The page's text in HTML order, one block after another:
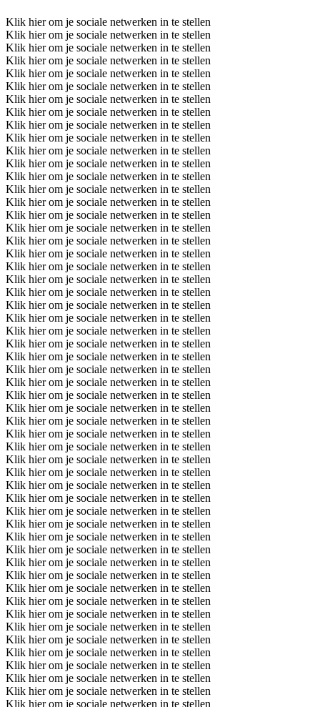
Klik hier om je sociale netwerken in te stellen
Klik hier om je sociale netwerken in te stellen
Klik hier om je sociale netwerken in te stellen
Klik hier om je sociale netwerken in te stellen
Klik hier om je sociale netwerken in te stellen
Klik hier om je sociale netwerken in te stellen
Klik hier om je sociale netwerken in te stellen
Klik hier om je sociale netwerken in te stellen
Klik hier om je sociale netwerken in te stellen
Klik hier om je sociale netwerken in te stellen
Klik hier om je sociale netwerken in te stellen
Klik hier om je sociale netwerken in te stellen
Klik hier om je sociale netwerken in te stellen
Klik hier om je sociale netwerken in te stellen
Klik hier om je sociale netwerken in te stellen
Klik hier om je sociale netwerken in te stellen
Klik hier om je sociale netwerken in te stellen
Klik hier om je sociale netwerken in te stellen
Klik hier om je sociale netwerken in te stellen
Klik hier om je sociale netwerken in te stellen
Klik hier om je sociale netwerken in te stellen
Klik hier om je sociale netwerken in te stellen
Klik hier om je sociale netwerken in te stellen
Klik hier om je sociale netwerken in te stellen
Klik hier om je sociale netwerken in te stellen
Klik hier om je sociale netwerken in te stellen
Klik hier om je sociale netwerken in te stellen
Klik hier om je sociale netwerken in te stellen
Klik hier om je sociale netwerken in te stellen
Klik hier om je sociale netwerken in te stellen
Klik hier om je sociale netwerken in te stellen
Klik hier om je sociale netwerken in te stellen
Klik hier om je sociale netwerken in te stellen
Klik hier om je sociale netwerken in te stellen
Klik hier om je sociale netwerken in te stellen
Klik hier om je sociale netwerken in te stellen
Klik hier om je sociale netwerken in te stellen
Klik hier om je sociale netwerken in te stellen
Klik hier om je sociale netwerken in te stellen
Klik hier om je sociale netwerken in te stellen
Klik hier om je sociale netwerken in te stellen
Klik hier om je sociale netwerken in te stellen
Klik hier om je sociale netwerken in te stellen
Klik hier om je sociale netwerken in te stellen
Klik hier om je sociale netwerken in te stellen
Klik hier om je sociale netwerken in te stellen
Klik hier om je sociale netwerken in te stellen
Klik hier om je sociale netwerken in te stellen
Klik hier om je sociale netwerken in te stellen
Klik hier om je sociale netwerken in te stellen
Klik hier om je sociale netwerken in te stellen
Klik hier om je sociale netwerken in te stellen
Klik hier om je sociale netwerken in te stellen
Klik hier om je sociale netwerken in te stellen